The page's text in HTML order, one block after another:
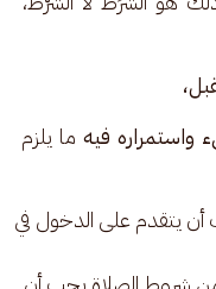
فيه ما يلزم
أن يتقدم على الدخول في